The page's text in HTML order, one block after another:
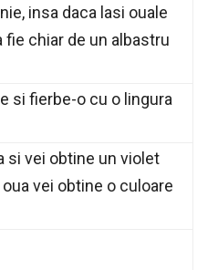
insa daca lasi ouale
chiar de un albastru
si fierbe-o cu o lingura
si vei obtine un violet
vei obtine o culoare